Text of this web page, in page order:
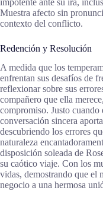
Muestra afecto sin
contexto del conflicto.
Redención y Resolución
A medida que los
enfrentan sus desafíos de
reflexionar sobre sus
compañero que ella
compromiso. Justo
conversación sincera
descubriendo los errores
naturaleza
disposición soleada de
su caótico viaje. Con los
vidas, demostrando que el
negocio a una hermosa